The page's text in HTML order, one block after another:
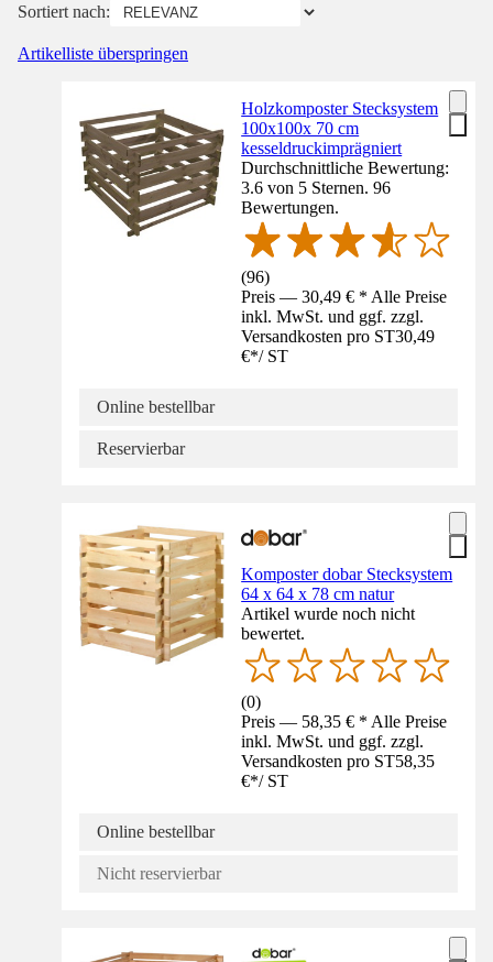
Sortiert nach:
Artikelliste überspringen
Holzkomposter Stecksystem
100x100x 70 cm
kesseldruckimprägniert
Durchschnittliche Bewertung:
3.6 von 5 Sternen. 96
Bewertungen.
(96)
Preis — 30,49 € * Alle Preise
inkl. MwSt. und ggf. zzgl.
Versandkosten pro ST30,49
€*/ ST
Online bestellbar
Reservierbar
Komposter dobar Stecksystem
64 x 64 x 78 cm natur
Artikel wurde noch nicht
bewertet.
(0)
Preis — 58,35 € * Alle Preise
inkl. MwSt. und ggf. zzgl.
Versandkosten pro ST58,35
€*/ ST
Online bestellbar
Nicht reservierbar